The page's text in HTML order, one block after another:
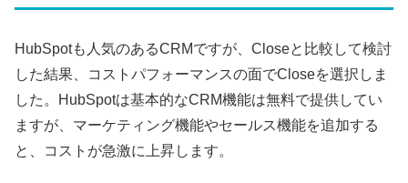
HubSpotも人気のあるCRMですが、Closeと比較して検討
した結果、コストパフォーマンスの面でCloseを選択しま
した。HubSpotは基本的なCRM機能は無料で提供してい
ますが、マーケティング機能やセールス機能を追加する
と、コストが急激に上昇します。